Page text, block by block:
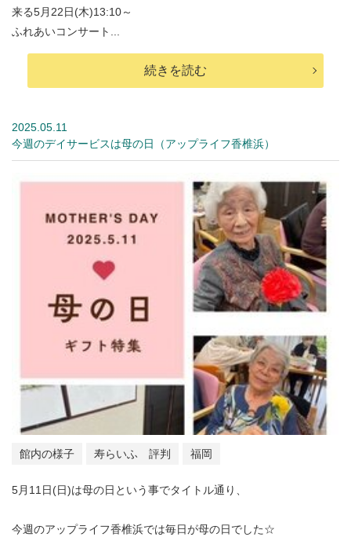
来る5月22日(木)13:10～
ふれあいコンサート...
続きを読む
2025.05.11
今週のデイサービスは母の日（アップライフ香椎浜）
館内の様子 寿らいふ 評判 福岡
5月11日(日)は母の日という事でタイトル通り、
今週のアップライフ香椎浜では毎日が母の日でした☆